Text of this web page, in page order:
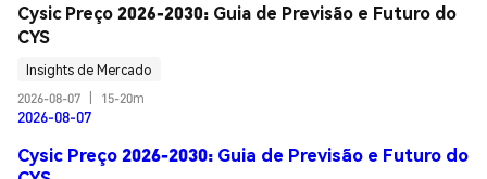
Cysic Preço 2026-2030: Guia de Previsão e Futuro do
CYS
Insights de Mercado
2026-08-07
15-20m
2026-08-07
Cysic Preço 2026-2030: Guia de Previsão e Futuro do